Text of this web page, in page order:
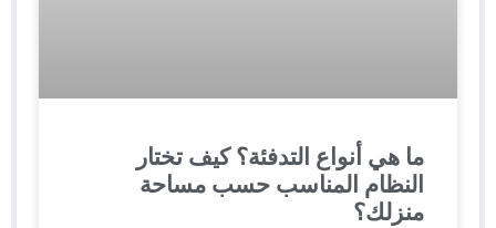
ما هي أنواع التدفئة؟ كيف تختار
النظام المناسب حسب مساحة
منزلك؟